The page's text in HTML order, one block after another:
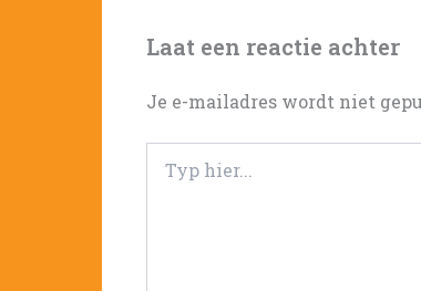
Laat een reactie achter
Je e-mailadres wordt niet
hier...